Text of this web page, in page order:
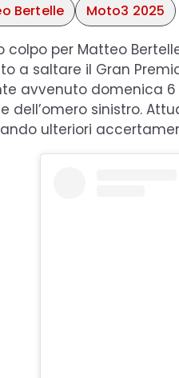
Bertelle
Moto3 2025
colpo per Matteo
a saltare il Gran
avvenuto domenica 6
dell’omero sinistro.
ulteriori